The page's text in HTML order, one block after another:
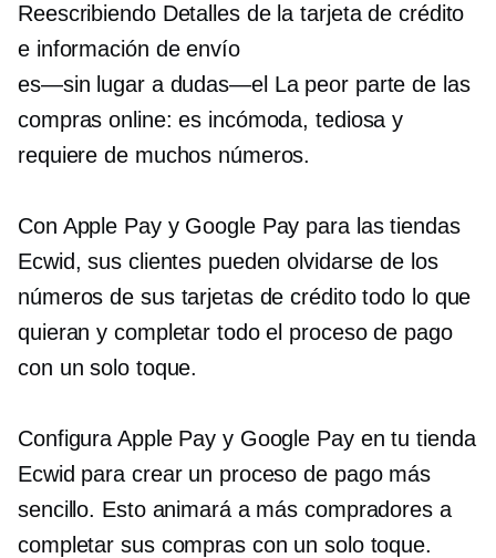
ReescribiendoDetalles de la tarjeta de crédito
e información de envío
es—sin lugar a dudas—el La peor parte de las
compras online: es incómoda, tediosa y
requiere de muchos números.
Con Apple Pay y Google Pay para las tiendas
Ecwid, sus clientes pueden olvidarse de los
números de sus tarjetas de crédito todo lo que
quieran y completar todo el proceso de pago
con un solo toque.
Configura Apple Pay y Google Pay en tu tienda
Ecwid para crear un proceso de pago más
sencillo. Esto animará a más compradores a
completar sus compras con un solo toque.